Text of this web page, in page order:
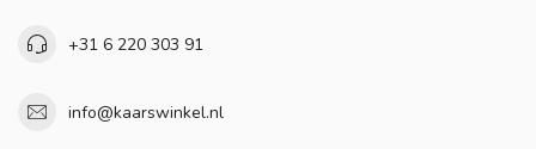
+31 6 220 303 91
info@kaarswinkel.nl